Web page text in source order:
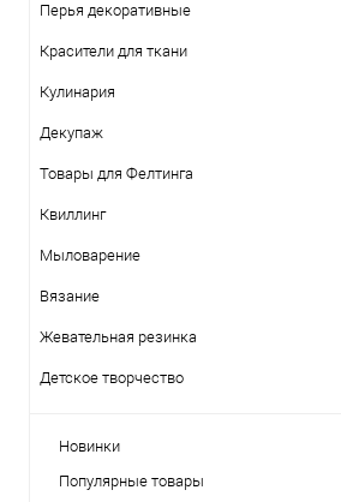
Перья декоративные
Красители для ткани
Кулинария
Декупаж
Товары для Фелтинга
Квиллинг
Мыловарение
Вязание
Жевательная резинка
Детское творчество
Новинки
Популярные товары